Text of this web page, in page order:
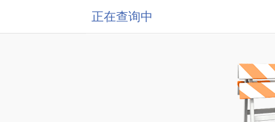
正在查询中